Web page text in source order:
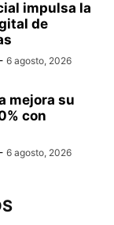
impulsa la
de
- 6 agosto, 2026
mejora su
con
- 6 agosto, 2026